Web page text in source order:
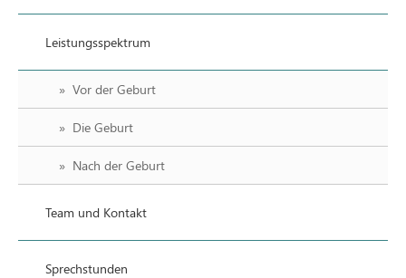
Leistungsspektrum
Vor der Geburt
Die Geburt
Nach der Geburt
Team und Kontakt
Sprechstunden